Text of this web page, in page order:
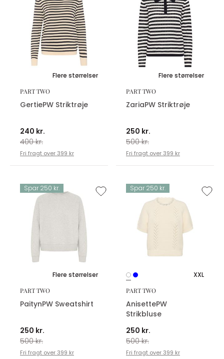
Flere størrelser
PART TWO
GertiePW Striktrøje
240 kr.
400 kr.
Fri fragt over 399 kr
Flere størrelser
PART TWO
ZariaPW Striktrøje
250 kr.
500 kr.
Fri fragt over 399 kr
Spar 250 kr.
Flere størrelser
PART TWO
PaitynPW Sweatshirt
250 kr.
500 kr.
Fri fragt over 399 kr
Spar 250 kr.
XXL
PART TWO
AnisettePW
Strikbluse
250 kr.
500 kr.
Fri fragt over 399 kr